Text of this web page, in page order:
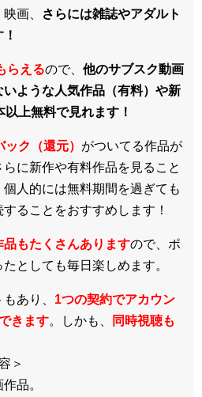
画、
さらには雑誌やアダルト
らえるので、 他のサブスク動画
ような人気作品（有料）や新
上無料で見れます！
ク（還元） がついてる作品が
に新作や有料作品を見ること
人的には無料期間を過ぎても
ることをおすすめします！
もたくさんありますので、ポ
としても毎日楽しめます。
あり、 1つの契約でアカウン
きます。しかも、
同時視聴も
＞
品。